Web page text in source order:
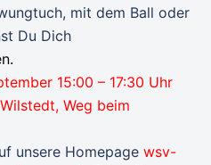
mit dem Ball oder
Du Dich
15:00 – 17:30 Uhr
Weg beim
unsere Homepage wsv-